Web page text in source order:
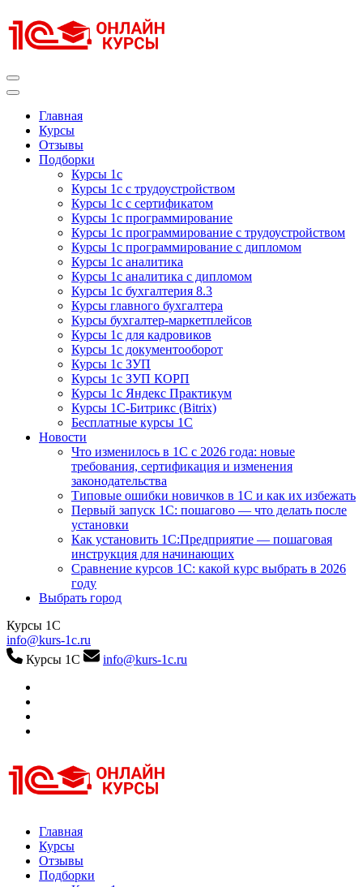
к
содержимому
Главная
Курсы
Отзывы
Подборки
Курсы 1с
Курсы 1с с трудоустройством
Курсы 1с с сертификатом
Курсы 1с программирование
Курсы 1с программирование с трудоустройством
Курсы 1с программирование с дипломом
Курсы 1с аналитика
Курсы 1с аналитика с дипломом
Курсы 1с бухгалтерия 8.3
Курсы главного бухгалтера
Курсы бухгалтер-маркетплейсов
Курсы 1с для кадровиков
Курсы 1с документооборот
Курсы 1с ЗУП
Курсы 1с ЗУП КОРП
Курсы 1с Яндекс Практикум
Курсы 1С-Битрикс (Bitrix)
Бесплатные курсы 1С
Новости
Что изменилось в 1С с 2026 года: новые
требования, сертификация и изменения
законодательства
Типовые ошибки новичков в 1С и как их избежать
Первый запуск 1С: пошагово — что делать после
установки
Как установить 1С:Предприятие — пошаговая
инструкция для начинающих
Сравнение курсов 1С: какой курс выбрать в 2026
году
Выбрать город
Курсы 1С
info@kurs-1c.ru
Курсы 1С
info@kurs-1c.ru
Курсы 1С
Курсы 1С официальная сертификация
Главная
Курсы
Отзывы
Подборки